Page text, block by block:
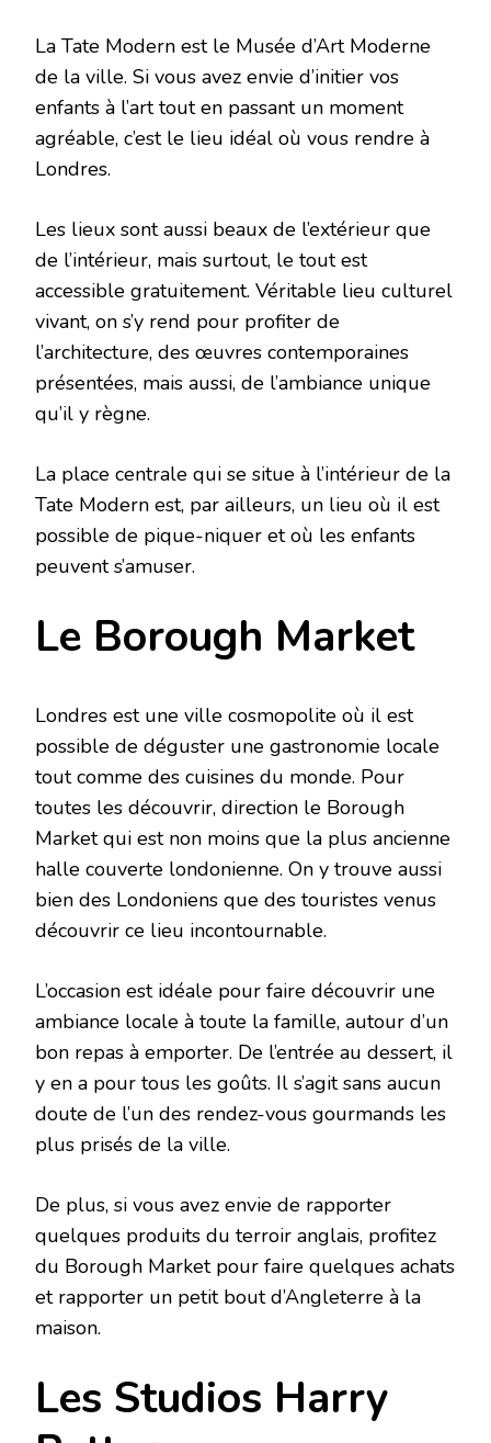
La Tate Modern est le Musée d’Art Moderne
de la ville. Si vous avez envie d’initier vos
enfants à l’art tout en passant un moment
agréable, c’est le lieu idéal où vous rendre à
Londres.
Les lieux sont aussi beaux de l’extérieur que
de l’intérieur, mais surtout, le tout est
accessible gratuitement. Véritable lieu culturel
vivant, on s’y rend pour profiter de
l’architecture, des œuvres contemporaines
présentées, mais aussi, de l’ambiance unique
qu’il y règne.
La place centrale qui se situe à l’intérieur de la
Tate Modern est, par ailleurs, un lieu où il est
possible de pique-niquer et où les enfants
peuvent s’amuser.
Le Borough Market
Londres est une ville cosmopolite où il est
possible de déguster une gastronomie locale
tout comme des cuisines du monde. Pour
toutes les découvrir, direction le Borough
Market qui est non moins que la plus ancienne
halle couverte londonienne. On y trouve aussi
bien des Londoniens que des touristes venus
découvrir ce lieu incontournable.
L’occasion est idéale pour faire découvrir une
ambiance locale à toute la famille, autour d’un
bon repas à emporter. De l’entrée au dessert, il
y en a pour tous les goûts. Il s’agit sans aucun
doute de l’un des rendez-vous gourmands les
plus prisés de la ville.
De plus, si vous avez envie de rapporter
quelques produits du terroir anglais, profitez
du Borough Market pour faire quelques achats
et rapporter un petit bout d’Angleterre à la
maison.
Les Studios Harry